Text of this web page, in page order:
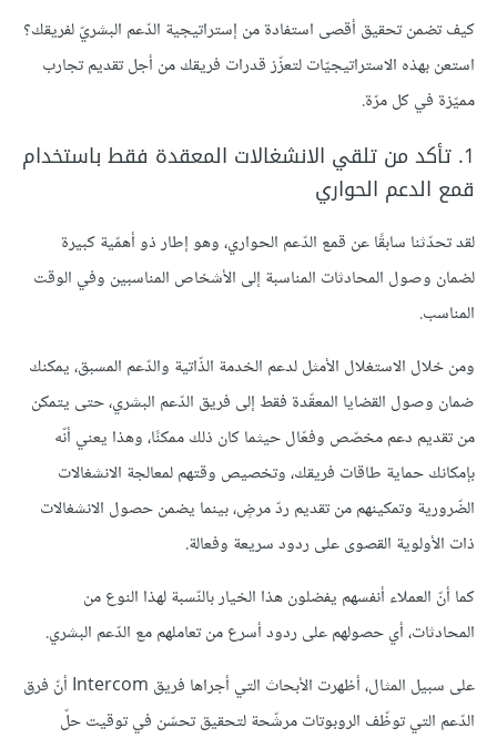
كيف تضمن تحقيق أقصى استفادة من إستراتيجية الدّعم البشريّ لفريقك؟
استعن بهذه الاستراتيجيّات لتعزّز قدرات فريقك من أجل تقديم تجارب
مميّزة في كل مرّة.
1. تأكد من تلقي الانشغالات المعقدة فقط باستخدام
قمع الدعم الحواري
لقد تحدّثنا سابقًا عن قمع الدّعم الحواري، وهو إطار ذو أهمّية كبيرة
لضمان وصول المحادثات المناسبة إلى الأشخاص المناسبين وفي الوقت
المناسب.
ومن خلال الاستغلال الأمثل لدعم الخدمة الذّاتية والدّعم المسبق، يمكنك
ضمان وصول القضايا المعقّدة فقط إلى فريق الدّعم البشري، حتى يتمكن
من تقديم دعم مخصّص وفعّال حيثما كان ذلك ممكنًا، وهذا يعني أنّه
بإمكانك حماية طاقات فريقك، وتخصيص وقتهم لمعالجة الانشغالات
الضّرورية وتمكينهم من تقديم ردّ مرضٍ، بينما يضمن حصول الانشغالات
ذات الأولوية القصوى على ردود سريعة وفعالة.
كما أنّ العملاء أنفسهم يفضلون هذا الخيار بالنّسبة لهذا النوع من
المحادثات، أي حصولهم على ردود أسرع من تعاملهم مع الدّعم البشري.
على سبيل المثال، أظهرت الأبحاث التي أجراها فريق Intercom أنّ فرق
الدّعم التي توظّف الروبوتات مرشّحة لتحقيق تحسّن في توقيت حلّ